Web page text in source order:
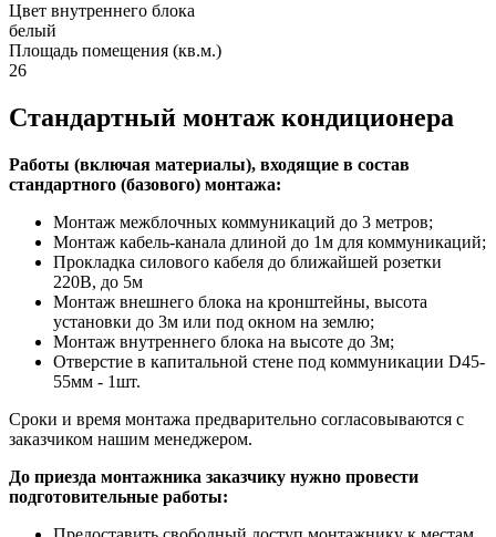
Цвет внутреннего блока
белый
Площадь помещения (кв.м.)
26
Стандартный монтаж кондиционера
Работы (включая материалы), входящие в состав
стандартного (базового) монтажа:
Монтаж межблочных коммуникаций до 3 метров;
Монтаж кабель-канала длиной до 1м для коммуникаций;
Прокладка силового кабеля до ближайшей розетки
220В, до 5м
Монтаж внешнего блока на кронштейны, высота
установки до 3м или под окном на землю;
Монтаж внутреннего блока на высоте до 3м;
Отверстие в капитальной стене под коммуникации D45-
55мм - 1шт.
Сроки и время монтажа предварительно согласовываются с
заказчиком нашим менеджером.
До приезда монтажника заказчику нужно провести
подготовительные работы: